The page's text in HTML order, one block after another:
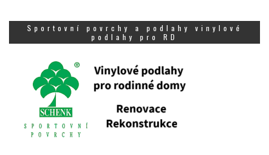
Sportovní povrchy a podlahy vinylové
podlahy pro RD